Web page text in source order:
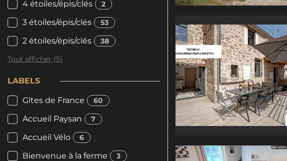
4 étoiles/épis/clés 2
3 étoiles/épis/clés 53
2 étoiles/épis/clés
38
Tout afficher (5)
LABELS
Gîtes de France 60
Accueil Paysan 7
Accueil Vélo 6
Bienvenue à la ferme
3